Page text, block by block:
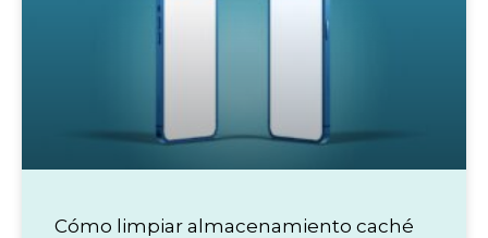
Cómo limpiar almacenamiento caché